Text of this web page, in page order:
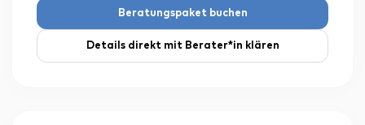
Beratungspaket buchen
Details direkt mit Berater*in klären